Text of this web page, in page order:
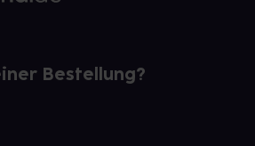
Bestellung?